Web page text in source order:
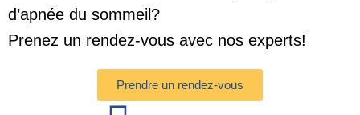
d’apnée du sommeil?
Prenez un rendez-vous avec nos experts!
Prendre un rendez-vous